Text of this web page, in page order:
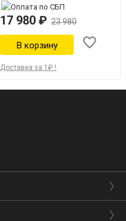
17 980 ₽ 23 980
Доставка за 1₽ !